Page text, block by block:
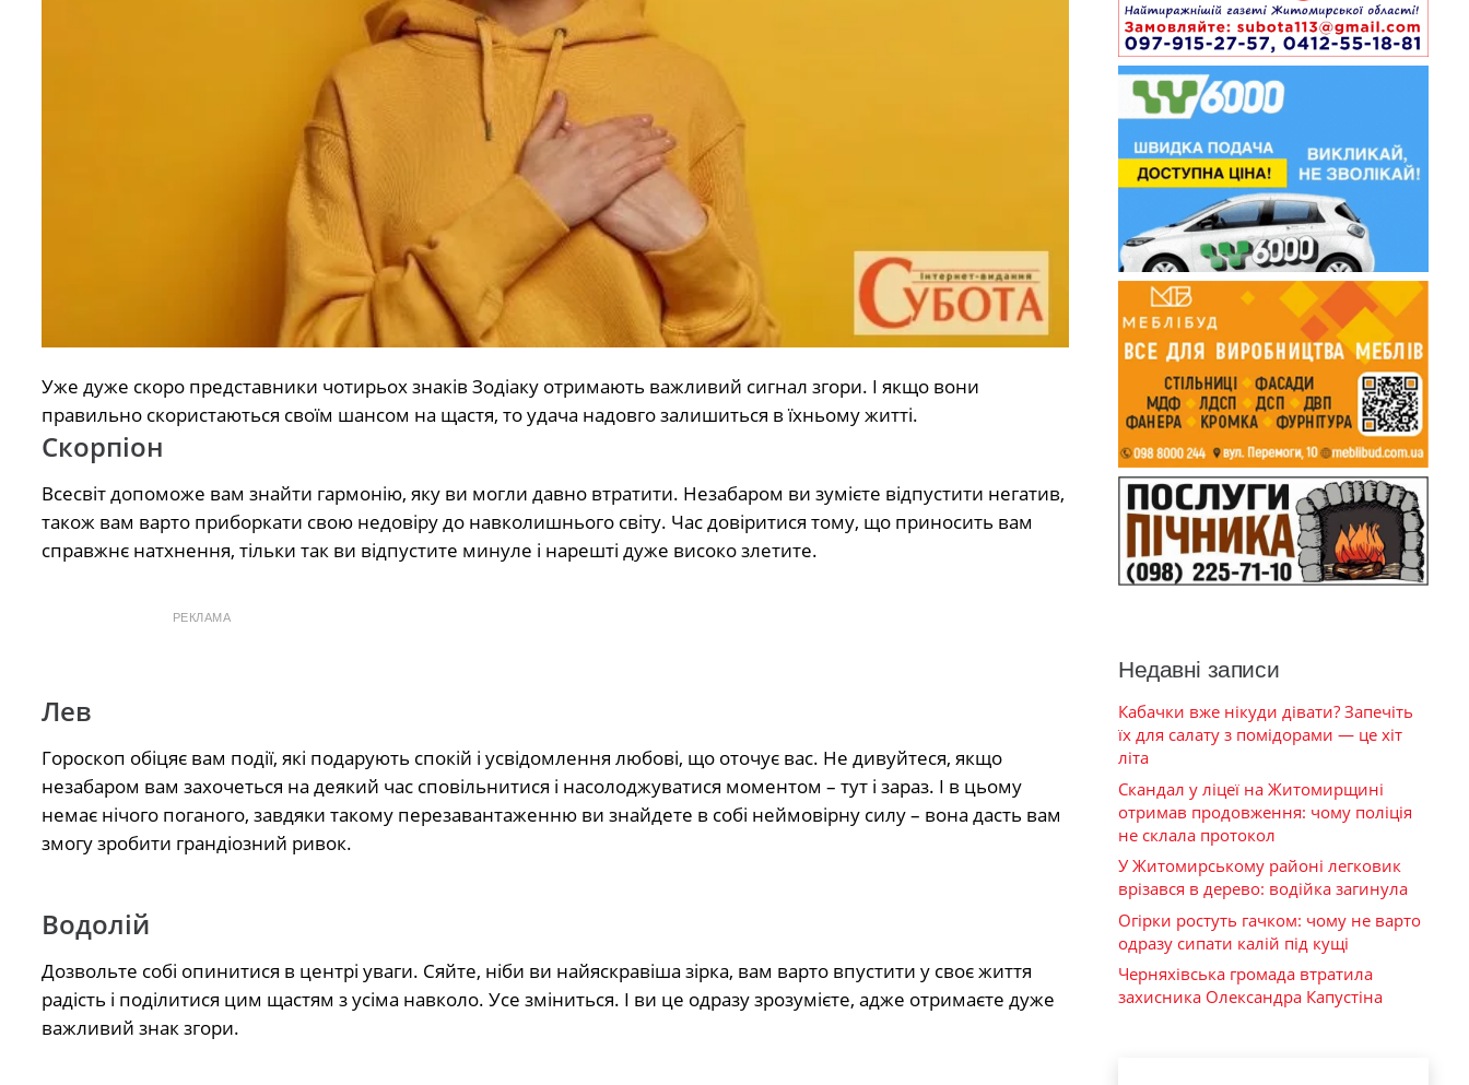
Уже дуже скоро представники чотирьох знаків Зодіаку отримають важливий сигнал згори. І якщо вони
правильно скористаються своїм шансом на щастя, то удача надовго залишиться в їхньому житті.
Скорпіон
Всесвіт допоможе вам знайти гармонію, яку ви могли давно втратити. Незабаром ви зумієте відпустити негатив,
також вам варто приборкати свою недовіру до навколишнього світу. Час довіритися тому, що приносить вам
справжнє натхнення, тільки так ви відпустите минуле і нарешті дуже високо злетите.
РЕКЛАМА
Лев
Гороскоп обіцяє вам події, які подарують спокій і усвідомлення любові, що оточує вас. Не дивуйтеся, якщо
незабаром вам захочеться на деякий час сповільнитися і насолоджуватися моментом – тут і зараз. І в цьому
немає нічого поганого, завдяки такому перезавантаженню ви знайдете в собі неймовірну силу – вона дасть вам
змогу зробити грандіозний ривок.
Водолій
Дозвольте собі опинитися в центрі уваги. Сяйте, ніби ви найяскравіша зірка, вам варто впустити у своє життя
радість і поділитися цим щастям з усіма навколо. Усе зміниться. І ви це одразу зрозумієте, адже отримаєте дуже
важливий знак згори.
Недавні записи
Кабачки вже нікуди дівати? Запечіть
їх для салату з помідорами — це хіт
літа
Скандал у ліцеї на Житомирщині
отримав продовження: чому поліція
не склала протокол
У Житомирському районі легковик
врізався в дерево: водійка загинула
Огірки ростуть гачком: чому не варто
одразу сипати калій під кущі
Черняхівська громада втратила
захисника Олександра Капустіна